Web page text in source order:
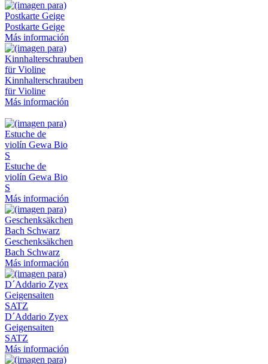
Postkarte Geige
Más información
Kinnhalterschrauben
für Violine
Más información
Estuche de
violín Gewa Bio
S
Más información
Geschenksäkchen
Bach Schwarz
Más información
D´Addario Zyex
Geigensaiten
SATZ
Más información